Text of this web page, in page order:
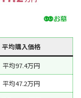
平均購入価格
平均97.4万円
平均47.2万円